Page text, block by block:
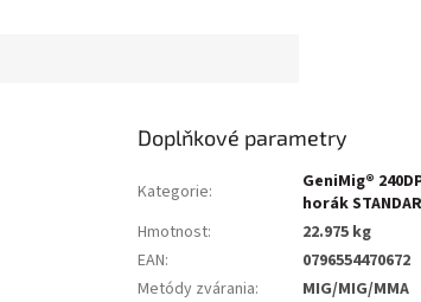
Doplňkové parametry
Kategorie:
GeniMig®
horák
Hmotnost:
22.975 kg
EAN:
0796554470672
Metódy zvárania:
MIG/MIG/MMA